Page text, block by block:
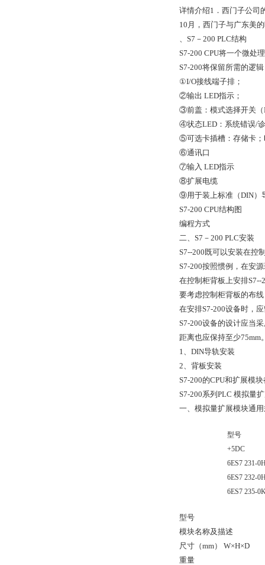
详情介绍1．西门子公司
10月，西门子与广东美
、S7－200 PLC结构
S7-200 CPU将一个微处
S7-200将保留所需的逻
①I/O接线端子排；
②输出 LED指示；
③前盖：模式选择开关（
④状态LED：系统错误/诊
⑤可选卡插槽：存储卡
⑥通讯口
⑦输入 LED指示
⑧扩展电缆
⑨用于装上标准（DIN）
S7-200 CPU结构图
编程方式
二、S7－200 PLC安装
S7--200既可以安装在控
S7-200按照惯例，在安
在控制柜背板上安排
要考虑控制柜背板的布
在安排S7-200设备时，
S7-200设备的设计应当
距离也应保持至少75mm
1、DIN导轨安装
2、背板安装
S7-200的CPU和扩展模
S7-200系列PLC 模拟量
一、模拟量扩展模块通
型号
+5DC
6ES7 231-
6ES7 232-
6ES7 235-
型号
模块名称及描述
尺寸（mm） W×H×D
重量